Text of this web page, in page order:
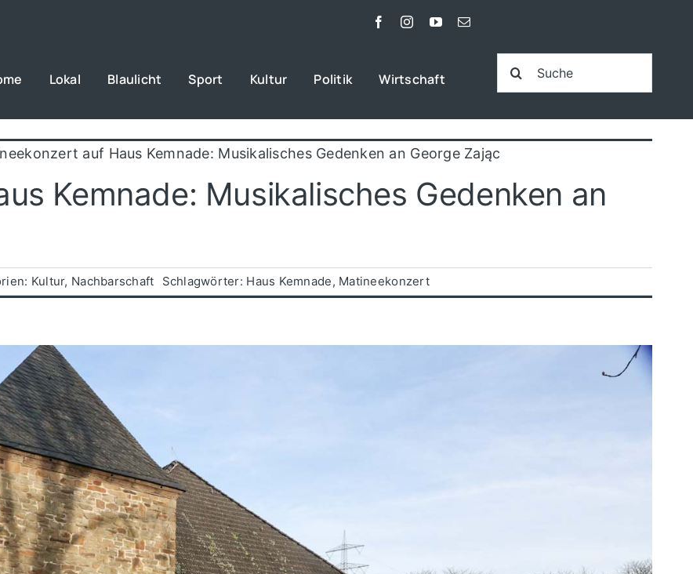
Lokal Blaulicht Sport Kultur Politik Wirtschaft
Suche
nach:
auf Haus Kemnade: Musikalisches Gedenken an George Zając
Kemnade: Musikalisches Gedenken an
Kultur, Nachbarschaft Schlagwörter: Haus Kemnade, Matineekonzert